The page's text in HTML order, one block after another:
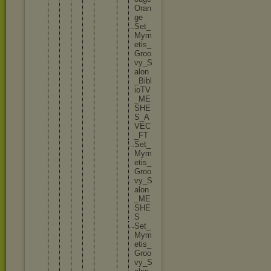
Oran
ge
Set
Mym
etis
Groo
vy S
a on
Bi b
ioTV
M E
S H E
S A
VEC
FT
Set
Mym
etis
Groo
vy S
a on
M E
S H E
S
Set
Mym
etis
Groo
vy S